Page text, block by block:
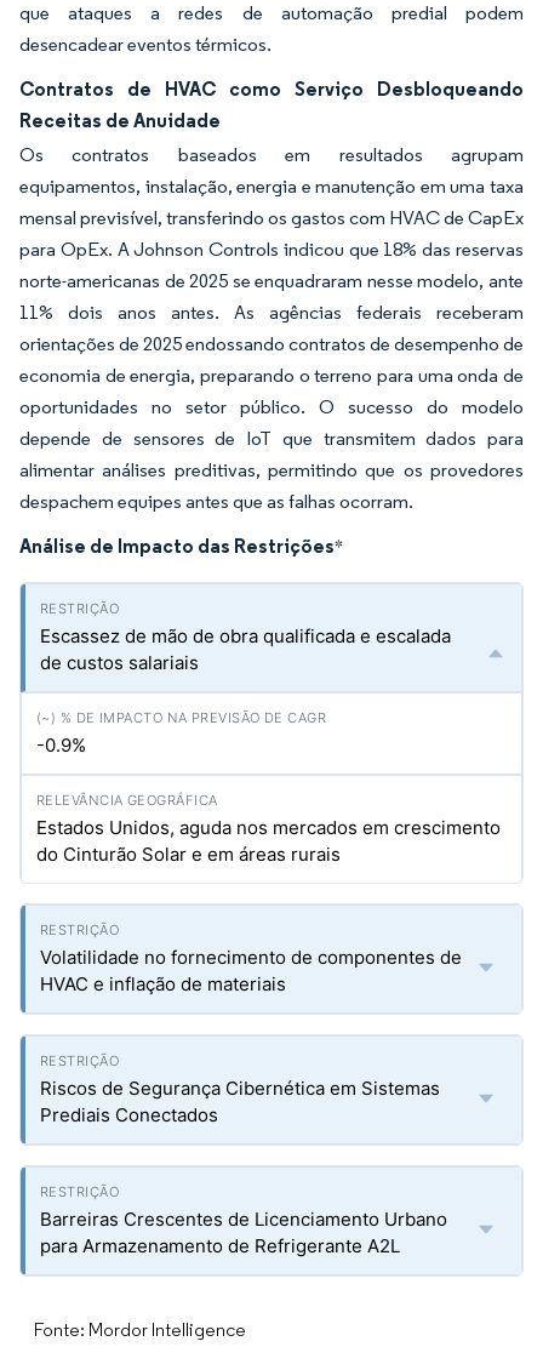
que ataques a redes de automação predial podem
desencadear eventos térmicos.
Contratos de HVAC como Serviço Desbloqueando
Receitas de Anuidade
Os contratos baseados em resultados agrupam
equipamentos, instalação, energia e manutenção em uma taxa
mensal previsível, transferindo os gastos com HVAC de CapEx
para OpEx. A Johnson Controls indicou que 18% das reservas
norte-americanas de 2025 se enquadraram nesse modelo, ante
11% dois anos antes. As agências federais receberam
orientações de 2025 endossando contratos de desempenho de
economia de energia, preparando o terreno para uma onda de
oportunidades no setor público. O sucesso do modelo
depende de sensores de IoT que transmitem dados para
alimentar análises preditivas, permitindo que os provedores
despachem equipes antes que as falhas ocorram.
Análise de Impacto das Restrições*
Escassez de mão de obra qualificada e escalada
de custos salariais
-0.9%
Estados Unidos, aguda nos mercados em crescimento
do Cinturão Solar e em áreas rurais
Volatilidade no fornecimento de componentes de
HVAC e inflação de materiais
Riscos de Segurança Cibernética em Sistemas
Prediais Conectados
Barreiras Crescentes de Licenciamento Urbano
para Armazenamento de Refrigerante A2L
Fonte: Mordor Intelligence